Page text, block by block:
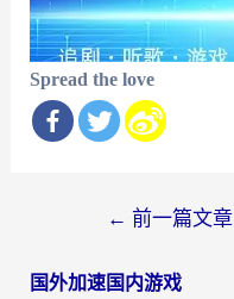
Spread the love
导
← 前一篇文章
国外加速国内游戏